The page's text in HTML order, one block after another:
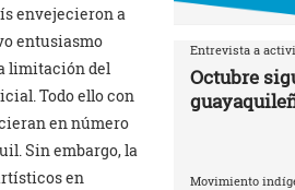
envejecieron a
entusiasmo
limitación del
Todo ello con
en número
Sin embargo, la
en
Entrevista a
Octubre
Movimiento